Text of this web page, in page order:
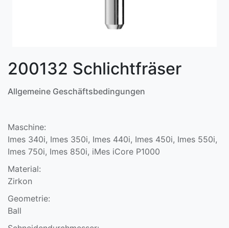
200132 Schlichtfräser
Allgemeine Geschäftsbedingungen
Maschine:
Imes 340i, Imes 350i, Imes 440i, Imes 450i, Imes 550i,
Imes 750i, Imes 850i, iMes iCore P1000
Material:
Zirkon
Geometrie:
Ball